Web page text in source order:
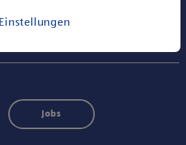
Jobs
Einstellungen